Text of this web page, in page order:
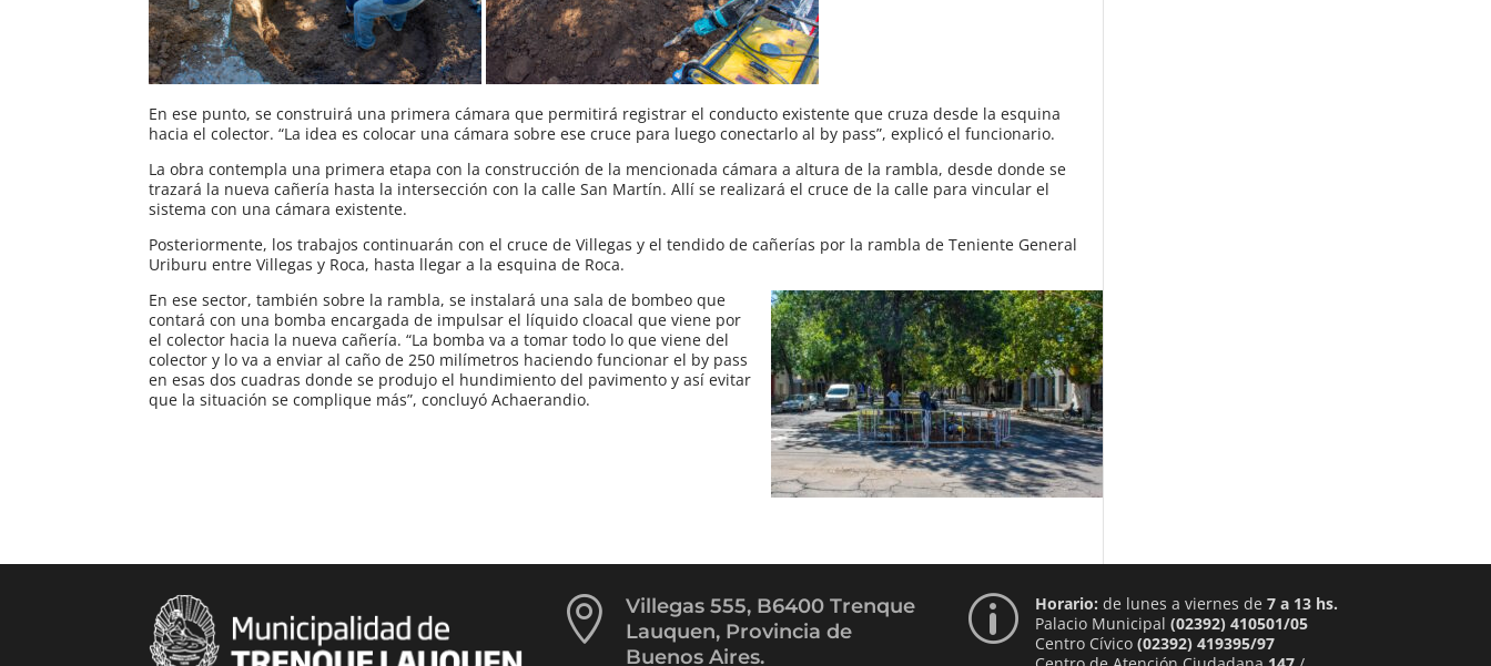
En ese punto, se construirá una primera cámara que permitirá registrar el conducto existente que cruza desde la esquina
hacia el colector. “La idea es colocar una cámara sobre ese cruce para luego conectarlo al by pass”, explicó el funcionario.
La obra contempla una primera etapa con la construcción de la mencionada cámara a altura de la rambla, desde donde se
trazará la nueva cañería hasta la intersección con la calle San Martín. Allí se realizará el cruce de la calle para vincular el
sistema con una cámara existente.
Posteriormente, los trabajos continuarán con el cruce de Villegas y el tendido de cañerías por la rambla de Teniente General
Uriburu entre Villegas y Roca, hasta llegar a la esquina de Roca.
En ese sector, también sobre la rambla, se instalará una sala de bombeo que
contará con una bomba encargada de impulsar el líquido cloacal que viene por
el colector hacia la nueva cañería. “La bomba va a tomar todo lo que viene del
colector y lo va a enviar al caño de 250 milímetros haciendo funcionar el by pass
en esas dos cuadras donde se produjo el hundimiento del pavimento y así evitar
que la situación se complique más”, concluyó Achaerandio.

Villegas 555, B6400 Trenque
Lauquen, Provincia de
Buenos Aires.
p Horario: de lunes a viernes de 7 a 13 hs.
Palacio Municipal (02392) 410501/05
Centro Cívico (02392) 419395/97